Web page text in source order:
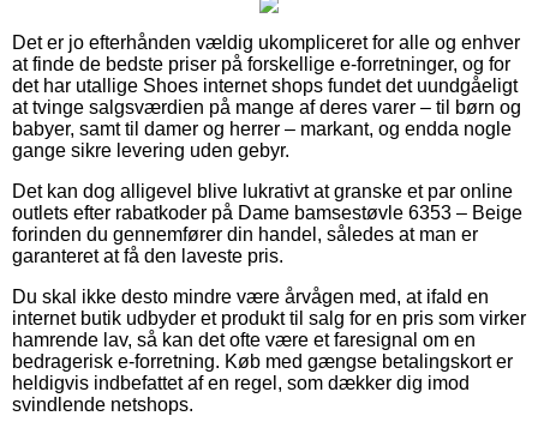
Det er jo efterhånden vældig ukompliceret for alle og enhver
at finde de bedste priser på forskellige e-forretninger, og for
det har utallige Shoes internet shops fundet det uundgåeligt
at tvinge salgsværdien på mange af deres varer – til børn og
babyer, samt til damer og herrer – markant, og endda nogle
gange sikre levering uden gebyr.
Det kan dog alligevel blive lukrativt at granske et par online
outlets efter rabatkoder på Dame bamsestøvle 6353 – Beige
forinden du gennemfører din handel, således at man er
garanteret at få den laveste pris.
Du skal ikke desto mindre være årvågen med, at ifald en
internet butik udbyder et produkt til salg for en pris som virker
hamrende lav, så kan det ofte være et faresignal om en
bedragerisk e-forretning. Køb med gængse betalingskort er
heldigvis indbefattet af en regel, som dækker dig imod
svindlende netshops.